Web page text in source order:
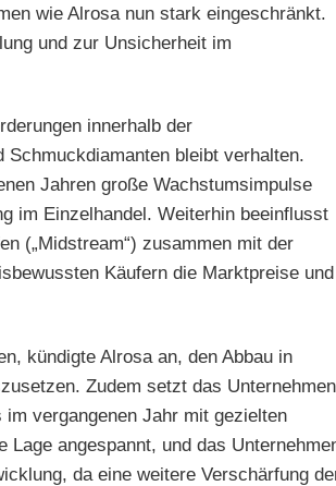
wie Alrosa nun stark eingeschränkt.
und zur Unsicherheit im
innerhalb der
Schmuckdiamanten bleibt verhalten.
Jahren große Wachstumsimpulse
im Einzelhandel. Weiterhin beeinflusst
(„Midstream“) zusammen mit der
Käufern die Marktpreise und
kündigte Alrosa an, den Abbau in
Zudem setzt das Unternehmen
vergangenen Jahr mit gezielten
angespannt, und das
da eine weitere Verschärfung